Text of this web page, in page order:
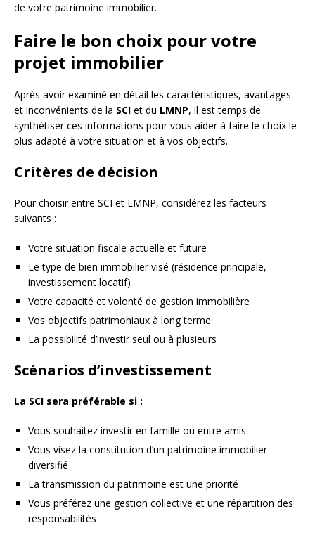
de votre patrimoine immobilier.
Faire le bon choix pour votre
projet immobilier
Après avoir examiné en détail les caractéristiques, avantages
et inconvénients de la SCI et du LMNP, il est temps de
synthétiser ces informations pour vous aider à faire le choix le
plus adapté à votre situation et à vos objectifs.
Critères de décision
Pour choisir entre SCI et LMNP, considérez les facteurs
suivants :
Votre situation fiscale actuelle et future
Le type de bien immobilier visé (résidence principale,
investissement locatif)
Votre capacité et volonté de gestion immobilière
Vos objectifs patrimoniaux à long terme
La possibilité d’investir seul ou à plusieurs
Scénarios d’investissement
La SCI sera préférable si :
Vous souhaitez investir en famille ou entre amis
Vous visez la constitution d’un patrimoine immobilier
diversifié
La transmission du patrimoine est une priorité
Vous préférez une gestion collective et une répartition des
responsabilités